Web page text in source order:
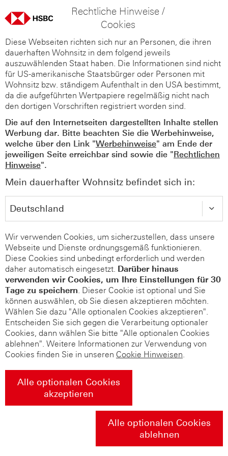
Rechtliche Hinweise /
Cookies
Diese Webseiten richten sich nur an Personen, die ihren
dauerhaften Wohnsitz in dem folgend jeweils
auszuwählenden Staat haben. Die Informationen sind nicht
für US-amerikanische Staatsbürger oder Personen mit
Wohnsitz bzw. ständigem Aufenthalt in den USA bestimmt,
da die aufgeführten Wertpapiere regelmäßig nicht nach
den dortigen Vorschriften registriert worden sind.
Die auf den Internetseiten dargestellten Inhalte stellen
Werbung dar. Bitte beachten Sie die Werbehinweise,
welche über den Link "Werbehinweise" am Ende der
jeweiligen Seite erreichbar sind sowie die "Rechtlichen
Hinweise".
Mein dauerhafter Wohnsitz befindet sich in:
Wir verwenden Cookies, um sicherzustellen, dass unsere
Webseite und Dienste ordnungsgemäß funktionieren.
Diese Cookies sind unbedingt erforderlich und werden
daher automatisch eingesetzt. Darüber hinaus
verwenden wir Cookies, um Ihre Einstellungen für 30
Tage zu speichern. Dieser Cookie ist optional und Sie
können auswählen, ob Sie diesen akzeptieren möchten.
Wählen Sie dazu "Alle optionalen Cookies akzeptieren".
Entscheiden Sie sich gegen die Verarbeitung optionaler
Cookies, dann wählen Sie bitte "Alle optionalen Cookies
ablehnen". Weitere Informationen zur Verwendung von
Cookies finden Sie in unseren Cookie Hinweisen.
Alle optionalen Cookies
akzeptieren
Alle optionalen Cookies
ablehnen